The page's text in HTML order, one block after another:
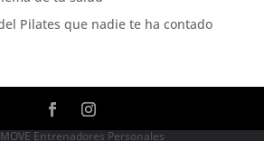
Pilates que nadie te ha contado
Entrenadores Personales